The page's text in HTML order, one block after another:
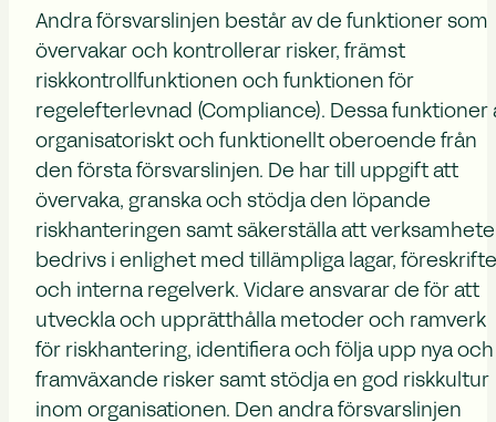
Andra försvarslinjen består av de funktioner som
övervakar och kontrollerar risker, främst
riskkontrollfunktionen och funktionen för
regelefterlevnad (Compliance). Dessa funktioner
organisatoriskt och funktionellt oberoende från
den första försvarslinjen. De har till uppgift att
övervaka, granska och stödja den löpande
riskhanteringen samt säkerställa att
bedrivs i enlighet med tillämpliga lagar,
och interna regelverk. Vidare ansvarar de för att
utveckla och upprätthålla metoder och ramverk
för riskhantering, identifiera och följa upp nya och
framväxande risker samt stödja en god riskkultur
inom organisationen. Den andra försvarslinjen